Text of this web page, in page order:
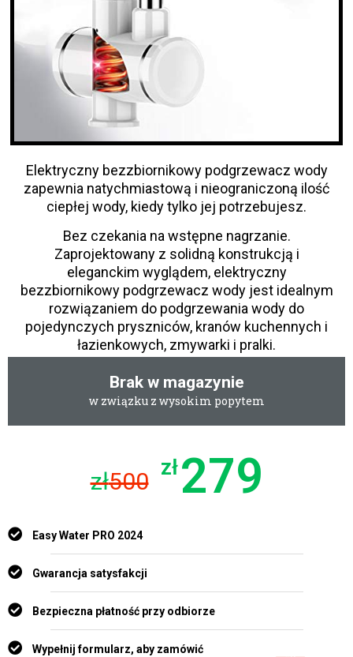
Elektryczny bezzbiornikowy podgrzewacz wody
zapewnia natychmiastową i nieograniczoną ilość
ciepłej wody, kiedy tylko jej potrzebujesz.
Bez czekania na wstępne nagrzanie.
Zaprojektowany z solidną konstrukcją i
eleganckim wyglądem, elektryczny
bezzbiornikowy podgrzewacz wody jest idealnym
rozwiązaniem do podgrzewania wody do
pojedynczych pryszniców, kranów kuchennych i
łazienkowych, zmywarki i pralki.
Brak w magazynie
w związku z wysokim popytem
zł500 zł279
Easy Water PRO 2024
Gwarancja satysfakcji
Bezpieczna płatność przy odbiorze
Wypełnij formularz, aby zamówić